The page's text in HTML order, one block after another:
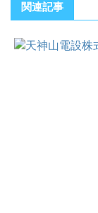
関連記事